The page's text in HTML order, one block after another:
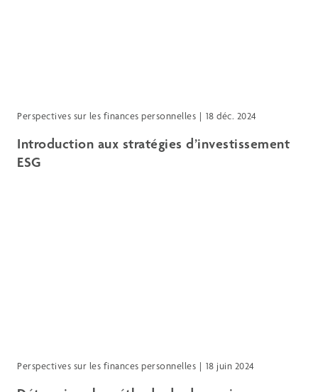
Perspectives sur les finances personnelles 18 déc. 2024
Introduction aux stratégies d’investissement
ESG
Perspectives sur les finances personnelles 18 juin 2024